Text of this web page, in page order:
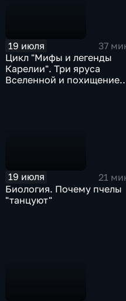
19 июля
37
Цикл "Мифы и легенды
Карелии". Три яруса
Вселенной и похищение
19 июля
21
Биология. Почему пчелы
"танцуют"